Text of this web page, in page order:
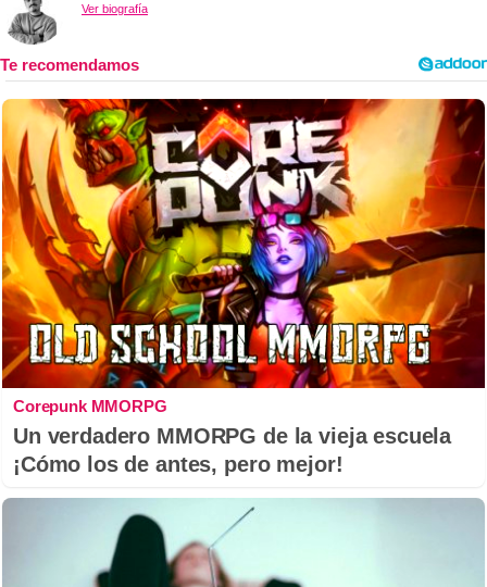
Ver biografía
Corepunk MMORPG
Un verdadero MMORPG de la vieja escuela
¡Cómo los de antes, pero mejor!